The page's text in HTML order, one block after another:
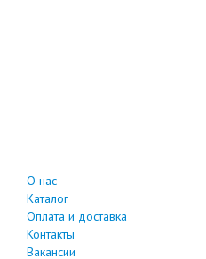
О нас
Каталог
Оплата и доставка
Контакты
Вакансии